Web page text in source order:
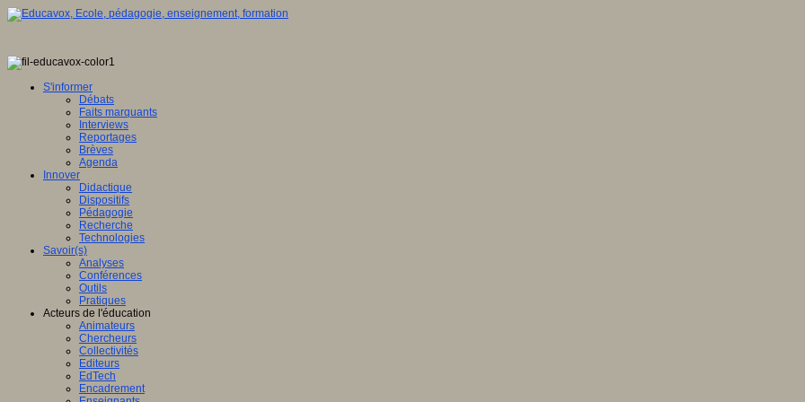
S'informer
Débats
Faits marquants
Interviews
Reportages
Brèves
Agenda
Innover
Didactique
Dispositifs
Pédagogie
Recherche
Technologies
Savoir(s)
Analyses
Conférences
Outils
Pratiques
Acteurs de l'éducation
Animateurs
Chercheurs
Collectivités
Editeurs
EdTech
Encadrement